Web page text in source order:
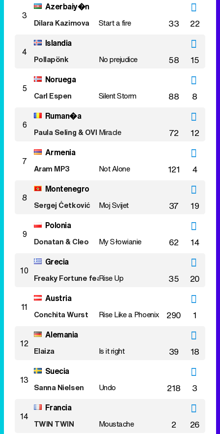
3
Azerbaiy�n
Dilara Kazimova Start a fire 33 22
4
Islandia
Pollapönk No prejudice 58 15
5
Noruega
Carl Espen Silent Storm 88 8
6
Ruman�a
Paula Seling & OVI Miracle 72 12
7
Armenia
Aram MP3 Not Alone 121 4
8
Montenegro
Sergej Ćetković Moj Svijet 37 19
9
Polonia
Donatan & Cleo My Słowianie 62 14
10
Grecia
Freaky Fortune feat. RiskyKidd
Rise Up 35 20
11
Austria
Conchita Wurst Rise Like a Phoenix 290 1
12
Alemania
Elaiza Is it right 39 18
13
Suecia
Sanna Nielsen Undo 218 3
14
Francia
TWIN TWIN Moustache 2 26